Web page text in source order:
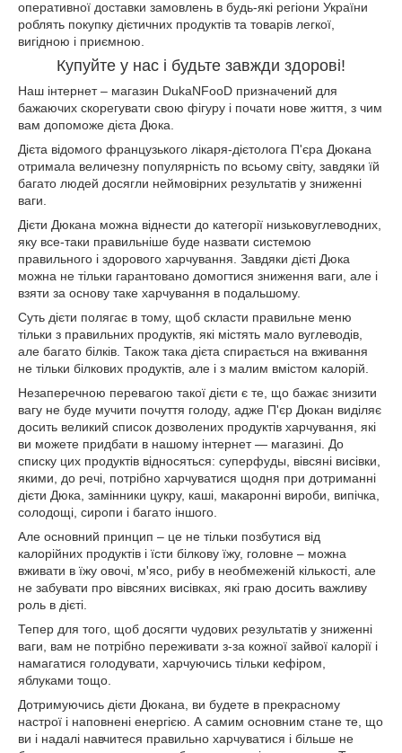
оперативної доставки замовлень в будь-які регіони України
роблять покупку дієтичних продуктів та товарів легкої,
вигідною і приємною.
Купуйте у нас і будьте завжди здорові!
Наш інтернет – магазин DukaNFooD призначений для
бажаючих скорегувати свою фігуру і почати нове життя, з чим
вам допоможе дієта Дюка.
Дієта відомого французького лікаря-дієтолога П'єра Дюкана
отримала величезну популярність по всьому світу, завдяки їй
багато людей досягли неймовірних результатів у зниженні
ваги.
Дієти Дюкана можна віднести до категорії низьковуглеводних,
яку все-таки правильніше буде назвати системою
правильного і здорового харчування. Завдяки дієті Дюка
можна не тільки гарантовано домогтися зниження ваги, але і
взяти за основу таке харчування в подальшому.
Суть дієти полягає в тому, щоб скласти правильне меню
тільки з правильних продуктів, які містять мало вуглеводів,
але багато білків. Також така дієта спирається на вживання
не тільки білкових продуктів, але і з малим вмістом калорій.
Незаперечною перевагою такої дієти є те, що бажає знизити
вагу не буде мучити почуття голоду, адже П'єр Дюкан виділяє
досить великий список дозволених продуктів харчування, які
ви можете придбати в нашому інтернет ― магазині. До
списку цих продуктів відносяться: суперфуды, вівсяні висівки,
якими, до речі, потрібно харчуватися щодня при дотриманні
дієти Дюка, замінники цукру, каші, макаронні вироби, випічка,
солодощі, сиропи і багато іншого.
Але основний принцип – це не тільки позбутися від
калорійних продуктів і їсти білкову їжу, головне – можна
вживати в їжу овочі, м'ясо, рибу в необмеженій кількості, але
не забувати про вівсяних висівках, які граю досить важливу
роль в дієті.
Тепер для того, щоб досягти чудових результатів у зниженні
ваги, вам не потрібно переживати з-за кожної зайвої калорії і
намагатися голодувати, харчуючись тільки кефіром,
яблуками тощо.
Дотримуючись дієти Дюкана, ви будете в прекрасному
настрої і наповнені енергією. А самим основним стане те, що
ви і надалі навчитеся правильно харчуватися і більше не